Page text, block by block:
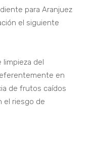
para Aranjuez
el siguiente
limpieza del
en
de frutos caídos
el riesgo de